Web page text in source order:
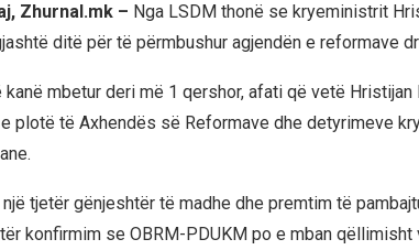
Zhurnal.mk – Nga LSDM thonë se kryeministrit
ditë për të përmbushur agjendën e reformave
kanë mbetur deri më 1 qershor, afati që vetë
plotë të Axhendës së Reformave dhe detyrimeve
tjetër gënjeshtër të madhe dhe premtim të
konfirmim se OBRM-PDUKM po e mban qëllimisht